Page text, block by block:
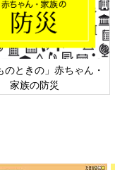
もよさそうですよ
合がちょうどイ
お気に入り♪」冬
★おしゃれアイテ
ックしましたか？
りでしたね！パン
すく、ほどよいゆっ
のときの」赤ちゃん・
家族の防災